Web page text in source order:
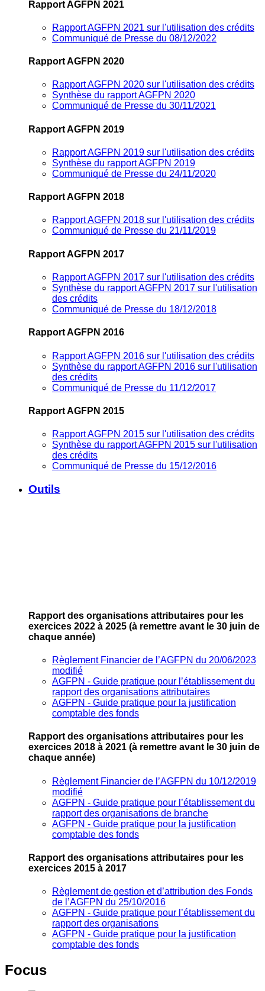
Rapport AGFPN 2021
Rapport AGFPN 2021 sur l'utilisation des crédits
Communiqué de Presse du 08/12/2022
Rapport AGFPN 2020
Rapport AGFPN 2020 sur l'utilisation des crédits
Synthèse du rapport AGFPN 2020
Communiqué de Presse du 30/11/2021
Rapport AGFPN 2019
Rapport AGFPN 2019 sur l'utilisation des crédits
Synthèse du rapport AGFPN 2019
Communiqué de Presse du 24/11/2020
Rapport AGFPN 2018
Rapport AGFPN 2018 sur l'utilisation des crédits
Communiqué de Presse du 21/11/2019
Rapport AGFPN 2017
Rapport AGFPN 2017 sur l'utilisation des crédits
Synthèse du rapport AGFPN 2017 sur l'utilisation
des crédits
Communiqué de Presse du 18/12/2018
Rapport AGFPN 2016
Rapport AGFPN 2016 sur l'utilisation des crédits
Synthèse du rapport AGFPN 2016 sur l'utilisation
des crédits
Communiqué de Presse du 11/12/2017
Rapport AGFPN 2015
Rapport AGFPN 2015 sur l'utilisation des crédits
Synthèse du rapport AGFPN 2015 sur l'utilisation
des crédits
Communiqué de Presse du 15/12/2016
Outils
Rapport des organisations attributaires pour les
exercices 2022 à 2025 (à remettre avant le 30 juin de
chaque année)
Règlement Financier de l’AGFPN du 20/06/2023
modifié
AGFPN ‐ Guide pratique pour l’établissement du
rapport des organisations attributaires
AGFPN ‐ Guide pratique pour la justification
comptable des fonds
Rapport des organisations attributaires pour les
exercices 2018 à 2021 (à remettre avant le 30 juin de
chaque année)
Règlement Financier de l’AGFPN du 10/12/2019
modifié
AGFPN ‐ Guide pratique pour l’établissement du
rapport des organisations de branche
AGFPN ‐ Guide pratique pour la justification
comptable des fonds
Rapport des organisations attributaires pour les
exercices 2015 à 2017
Règlement de gestion et d’attribution des Fonds
de l’AGFPN du 25/10/2016
AGFPN ‐ Guide pratique pour l’établissement du
rapport des organisations
AGFPN ‐ Guide pratique pour la justification
comptable des fonds
Focus